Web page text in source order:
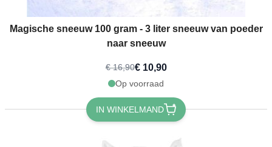
Magische sneeuw 100 gram - 3 liter sneeuw van poeder
naar sneeuw
€ 16,90€ 10,90
Op voorraad
IN WINKELMAND